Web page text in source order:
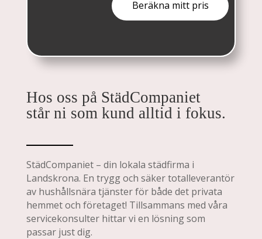
Hos oss på StädCompaniet
står ni som kund alltid i fokus.
StädCompaniet – din lokala städfirma i
Landskrona. En trygg och säker totalleverantör
av hushållsnära tjänster för både det privata
hemmet och företaget! Tillsammans med våra
servicekonsulter hittar vi en lösning som
passar just dig.